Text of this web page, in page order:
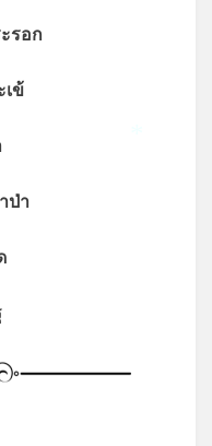
รอก
เข้
ป่า